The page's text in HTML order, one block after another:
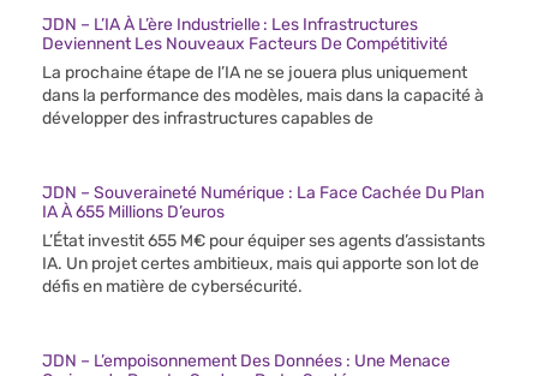
JDN – L’IA À L’ère Industrielle : Les Infrastructures
Deviennent Les Nouveaux Facteurs De Compétitivité
La prochaine étape de l’IA ne se jouera plus uniquement
dans la performance des modèles, mais dans la capacité à
développer des infrastructures capables de
JDN – Souveraineté Numérique : La Face Cachée Du Plan
IA À 655 Millions D’euros
L’État investit 655 M€ pour équiper ses agents d’assistants
IA. Un projet certes ambitieux, mais qui apporte son lot de
défis en matière de cybersécurité.
JDN – L’empoisonnement Des Données : Une Menace